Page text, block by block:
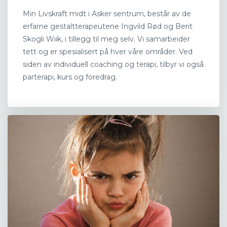
Min Livskraft midt i Asker sentrum, består av de
erfarne gestaltterapeutene Ingvild Rød og Berit
Skogli Wiik, i tillegg til meg selv. Vi samarbeider
tett og er spesialisert på hver våre områder. Ved
siden av individuell coaching og terapi, tilbyr vi også
parterapi, kurs og foredrag.